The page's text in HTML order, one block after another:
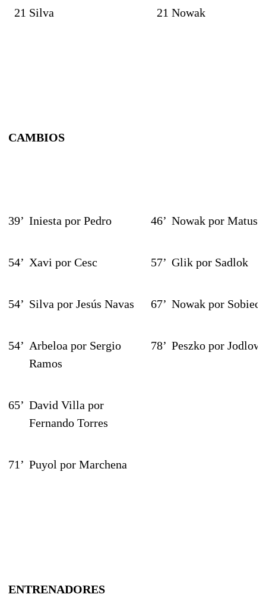
21 Silva 21 Nowak
CAMBIOS
39’ Iniesta por Pedro
54’ Xavi por Cesc
54’ Silva por Jesús Navas
54’ Arbeloa por Sergio
Ramos
65’ David Villa por
Fernando Torres
71’ Puyol por Marchena
46’ Nowak por
57’ Glik por Sadlok
67’ Nowak por Sobiech
78’ Peszko por
ENTRENADORES